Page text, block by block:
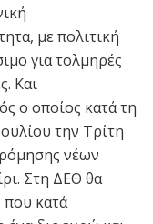
με πολιτική
για τολμηρές
Και
ο οποίος κατά τη
την Τρίτη
νέων
Στη ΔΕΘ θα
που κατά